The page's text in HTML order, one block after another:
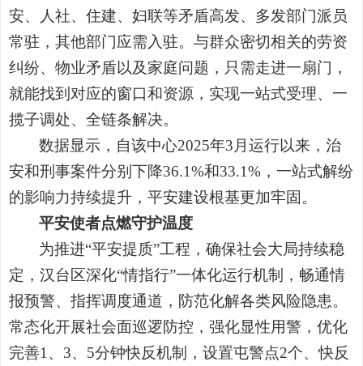
安、人社、住建、妇联等矛盾高发、多发部门派员
常驻，其他部门应需入驻。与群众密切相关的劳资
纠纷、物业矛盾以及家庭问题，只需走进一扇门，
就能找到对应的窗口和资源，实现一站式受理、一
揽子调处、全链条解决。
数据显示，自该中心2025年3月运行以来，治
安和刑事案件分别下降36.1%和33.1%，一站式解纷
的影响力持续提升，平安建设根基更加牢固。
平安使者点燃守护温度
为推进“平安提质”工程，确保社会大局持续稳
定，汉台区深化“情指行”一体化运行机制，畅通情
报预警、指挥调度通道，防范化解各类风险隐患。
常态化开展社会面巡逻防控，强化显性用警，优化
完善1、3、5分钟快反机制，设置屯警点2个、快反